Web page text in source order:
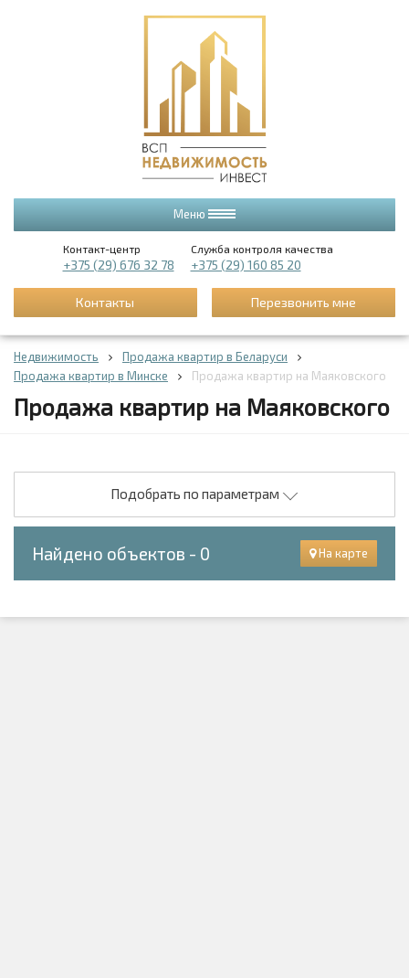
Меню
Контакт-центр
+375 (29) 676 32 78
Служба контроля качества
+375 (29) 160 85 20
Контакты Перезвонить мне
Недвижимость
Продажа квартир в Беларуси
Продажа квартир в Минске
Продажа квартир на Маяковского
Продажа квартир на Маяковского
Подобрать по параметрам
Найдено объектов - 0 На карте